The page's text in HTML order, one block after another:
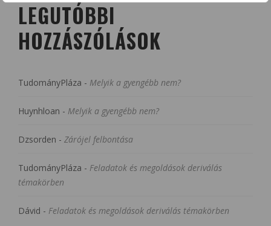
LEGUTÓBBI
HOZZÁSZÓLÁSOK
TudományPláza - Melyik a gyengébb nem?
Huynhloan - Melyik a gyengébb nem?
Dzsorden - Zárójel felbontása
TudományPláza - Feladatok és megoldások deriválás
témakörben
Dávid - Feladatok és megoldások deriválás témakörben